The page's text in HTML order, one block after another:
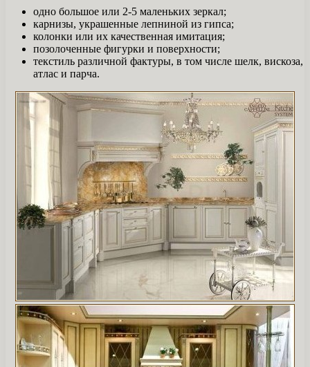
одно большое или 2-5 маленьких зеркал;
карнизы, украшенные лепниной из гипса;
колонки или их качественная имитация;
позолоченные фигурки и поверхности;
текстиль различной фактуры, в том числе шелк, вискоза,
атлас и парча.